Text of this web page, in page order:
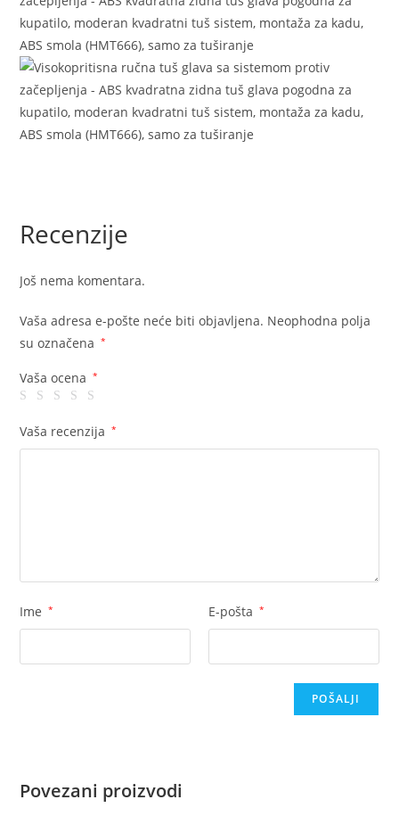
Recenzije
Još nema komentara.
Vaša adresa e-pošte neće biti objavljena. Neophodna polja
su označena
*
Vaša ocena *
Vaša recenzija *
Ime * E-pošta *
Povezani proizvodi